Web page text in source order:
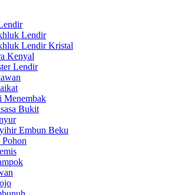
Lendir
Lendir Kristal
Kenyal
Lendir
Menembak
Bukit
Embun Beku
Pohon